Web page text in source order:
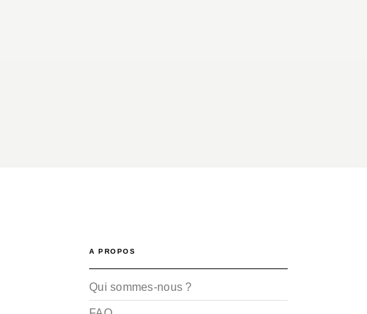
A PROPOS
Qui sommes-nous ?